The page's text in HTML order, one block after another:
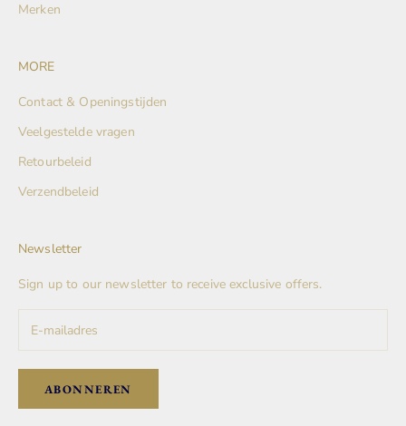
Merken
MORE
Contact & Openingstijden
Veelgestelde vragen
Retourbeleid
Verzendbeleid
Newsletter
Sign up to our newsletter to receive exclusive offers.
ABONNEREN